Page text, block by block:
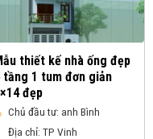
thiết kế nhà ống đẹp
tầng 1 tum đơn giản
đẹp
Chủ đầu tư: anh Bình
Địa chỉ: TP Vinh